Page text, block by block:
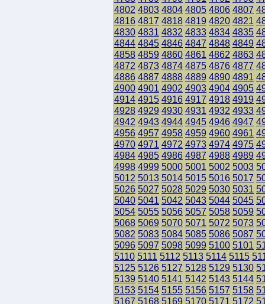
4802 4803 4804 4805 4806 4807
4816 4817 4818 4819 4820 4821
4830 4831 4832 4833 4834 4835
4844 4845 4846 4847 4848 4849
4858 4859 4860 4861 4862 4863
4872 4873 4874 4875 4876 4877
4886 4887 4888 4889 4890 4891
4900 4901 4902 4903 4904 4905
4914 4915 4916 4917 4918 4919
4928 4929 4930 4931 4932 4933
4942 4943 4944 4945 4946 4947
4956 4957 4958 4959 4960 4961
4970 4971 4972 4973 4974 4975
4984 4985 4986 4987 4988 4989
4998 4999 5000 5001 5002 5003
5012 5013 5014 5015 5016 5017
5026 5027 5028 5029 5030 5031
5040 5041 5042 5043 5044 5045
5054 5055 5056 5057 5058 5059
5068 5069 5070 5071 5072 5073
5082 5083 5084 5085 5086 5087
5096 5097 5098 5099 5100 5101
5110 5111 5112 5113 5114 5115
5125 5126 5127 5128 5129 5130
5139 5140 5141 5142 5143 5144
5153 5154 5155 5156 5157 5158
5167 5168 5169 5170 5171 5172